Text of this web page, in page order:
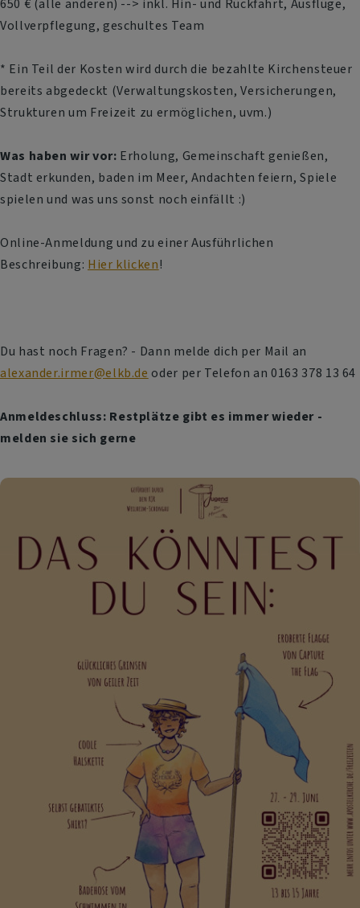
650 € (alle anderen) --> inkl. Hin- und Rückfahrt, Ausflüge,
Vollverpflegung, geschultes Team
* Ein Teil der Kosten wird durch die bezahlte Kirchensteuer
bereits abgedeckt (Verwaltungskosten, Versicherungen,
Strukturen um Freizeit zu ermöglichen, uvm.)
Was haben wir vor: Erholung, Gemeinschaft genießen,
Stadt erkunden, baden im Meer, Andachten feiern, Spiele
spielen und was uns sonst noch einfällt :)
Online-Anmeldung und zu einer Ausführlichen
Beschreibung: Hier klicken!
Du hast noch Fragen? - Dann melde dich per Mail an
alexander.irmer@elkb.de oder per Telefon an 0163 378 13 64
Anmeldeschluss: Restplätze gibt es immer wieder -
melden sie sich gerne